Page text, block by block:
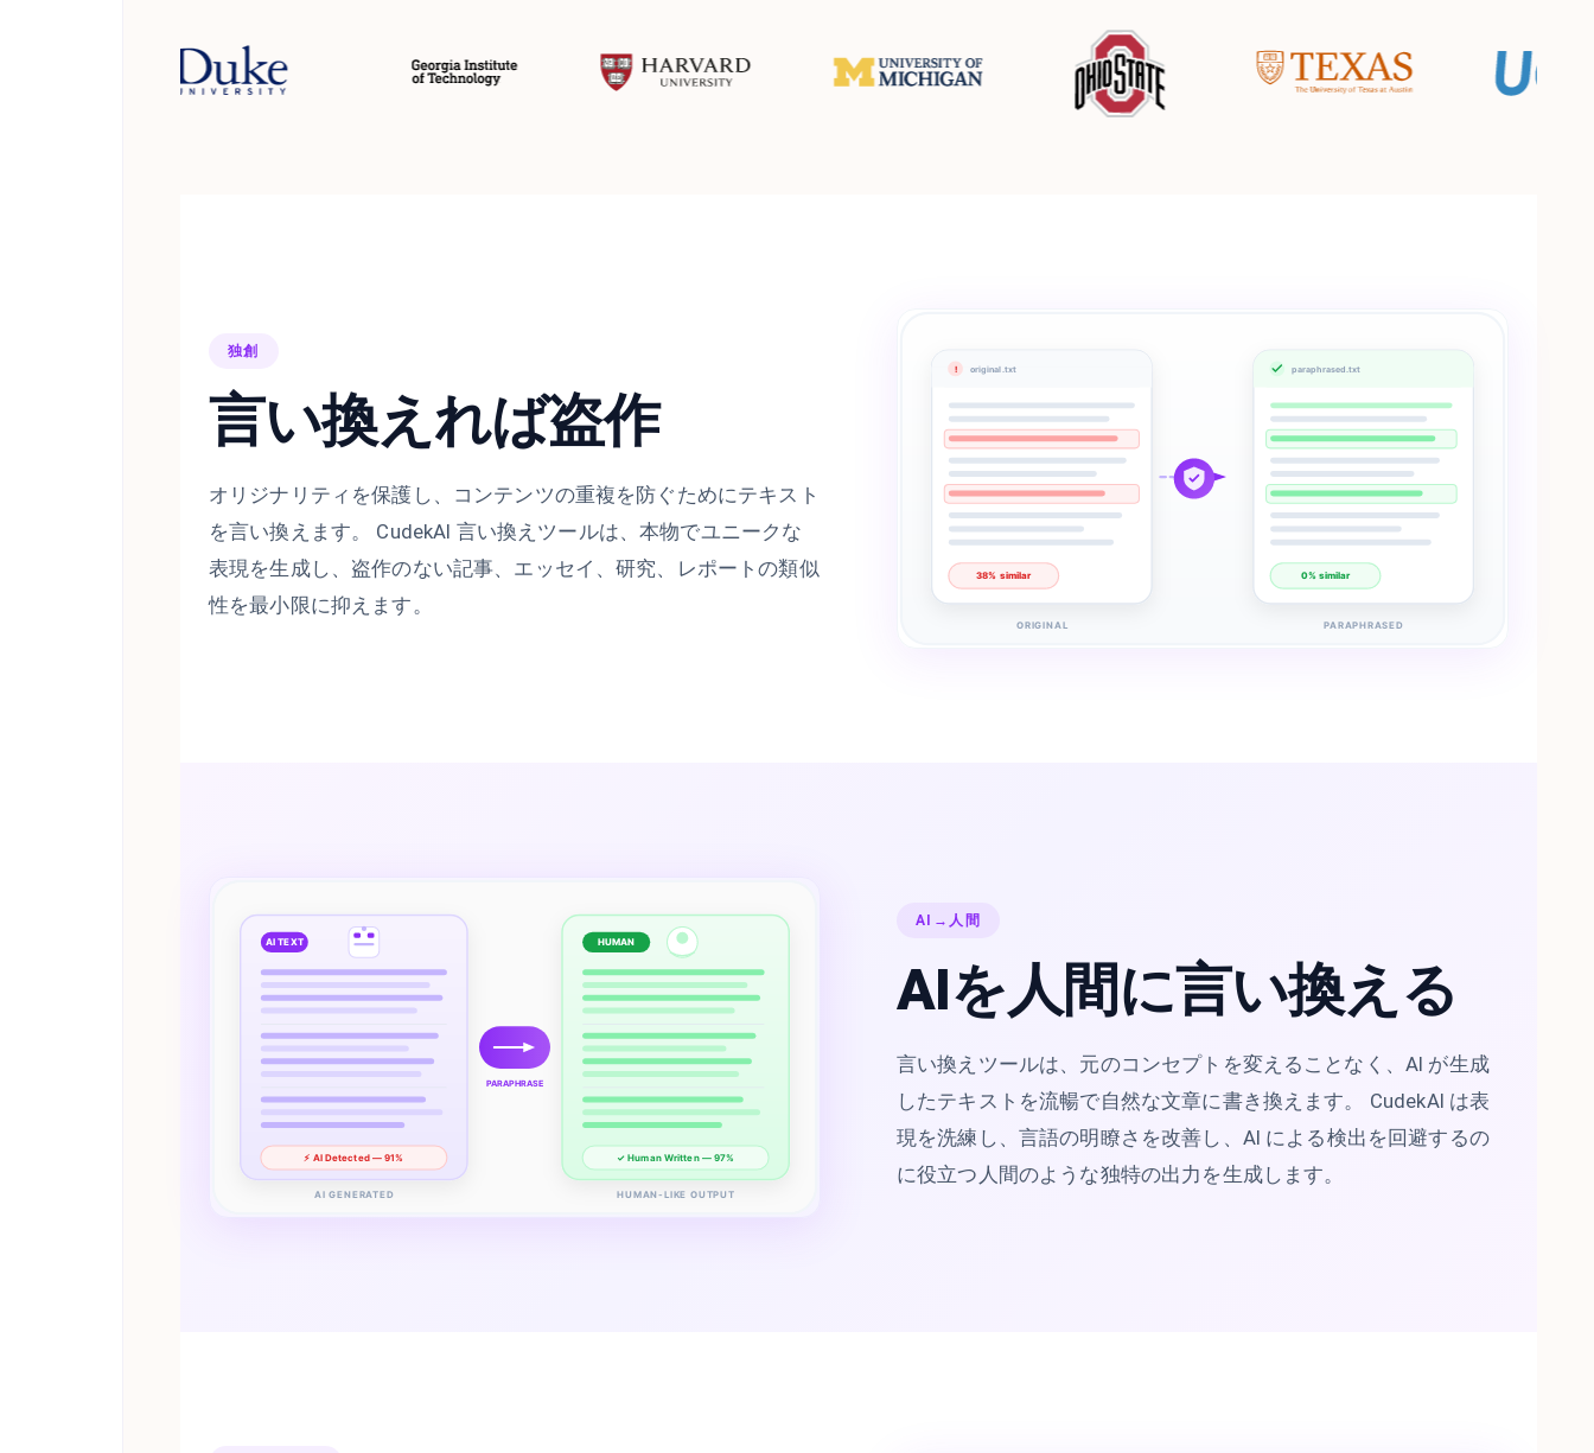
独創
言い換えれば盗作
オリジナリティを保護し、コンテンツの重複を防ぐためにテキスト
を言い換えます。 CudekAI 言い換えツールは、本物でユニークな
表現を生成し、盗作のない記事、エッセイ、研究、レポートの類似
性を最小限に抑えます。
! original.txt
38% similar
paraphrased.txt
0% similar
ORIGINAL PARAPHRASED
AI TEXT
⚡ AI Detected — 91%
PARAPHRASE
HUMAN
✓ Human Written — 97%
AI GENERATED HUMAN-LIKE OUTPUT
AI→人間
AIを人間に言い換える
言い換えツールは、元のコンセプトを変えることなく、AI が生成
したテキストを流暢で自然な文章に書き換えます。 CudekAI は表
現を洗練し、言語の明瞭さを改善し、AI による検出を回避するの
に役立つ人間のような独特の出力を生成します。